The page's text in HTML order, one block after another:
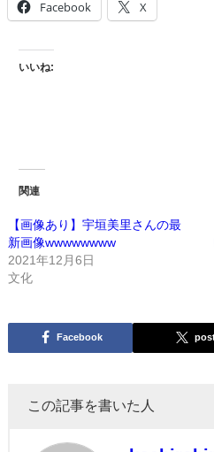
Facebook X
いいね:
関連
【画像あり】宇垣美里さんの最
新画像wwwwwwww
2021年12月6日
文化
Facebook
この記事を書いた人